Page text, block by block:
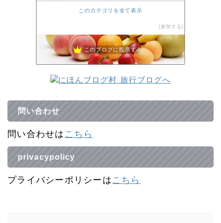
このカテゴリを全て表示
参加する
このブログに投票する
問い合わせ
問い合わせは こちら
privacypolicy
プライバシーポリシーはこちら